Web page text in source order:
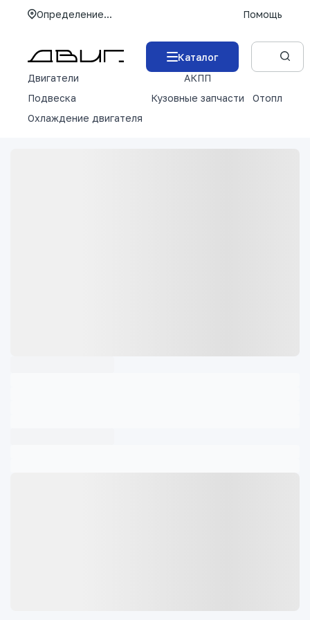
Определение... Помощь
Каталог
Двигатели
АКПП
Подвеска
Кузовные запчасти
Отопление
Охлаждение двигателя